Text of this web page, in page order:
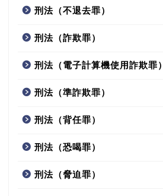
刑法（不退去罪）
刑法（詐欺罪）
刑法（電子計算機使用詐欺罪）
刑法（準詐欺罪）
刑法（背任罪）
刑法（恐喝罪）
刑法（脅迫罪）